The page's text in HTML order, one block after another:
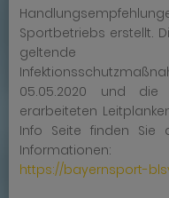
Sportbetriebs erstellt.
05.05.2020 und
erarbeiteten
Info Seite finden Sie
Informationen:
https://bayernsport-